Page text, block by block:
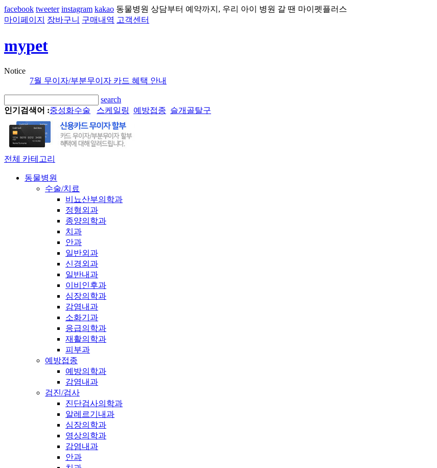
facebook tweeter instagram kakao 동물병원 상담부터 예약까지, 우리 아이 병원 갈 땐 마이펫플러스
마이페이지
장바구니 구매내역 고객센터
mypet
Notice
7월 무이자/부분무이자 카드 혜택 안내
search
인기검색어 :중성화수술 스케일링 예방접종 슬개골탈구
전체 카테고리
동물병원
수술/치료
비뇨산부의학과
정형외과
종양의학과
치과
안과
일반외과
신경외과
일반내과
이비인후과
심장의학과
감염내과
소화기과
응급의학과
재활의학과
피부과
예방접종
예방의학과
감염내과
검진/검사
진단검사의학과
알레르기내과
심장의학과
영상의학과
감염내과
안과